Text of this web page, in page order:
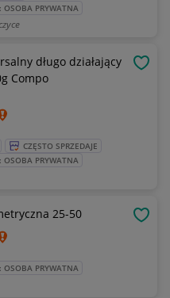
OSOBA PRYWATNA
długo działający
Compo
CZĘSTO SPRZEDAJE
OSOBA PRYWATNA
25-50
OSOBA PRYWATNA